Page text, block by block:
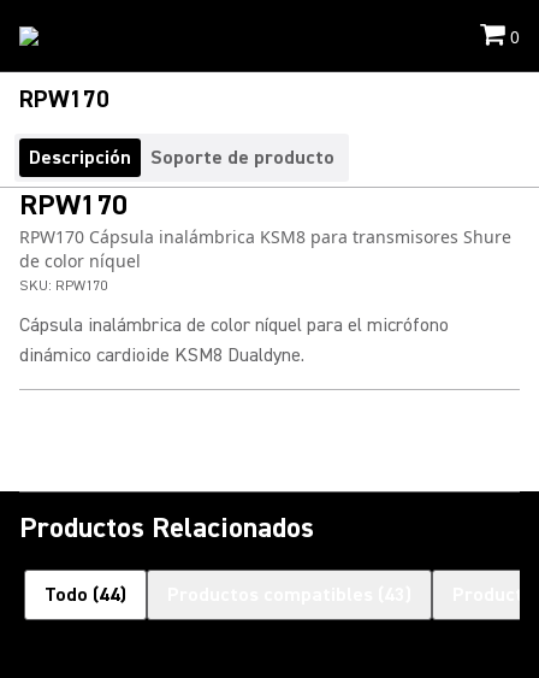
0
RPW170
Descripción Soporte de producto
RPW170
RPW170 Cápsula inalámbrica KSM8 para transmisores Shure
de color níquel
SKU: RPW170
Cápsula inalámbrica de color níquel para el micrófono
dinámico cardioide KSM8 Dualdyne.
Productos Relacionados
Todo (44)